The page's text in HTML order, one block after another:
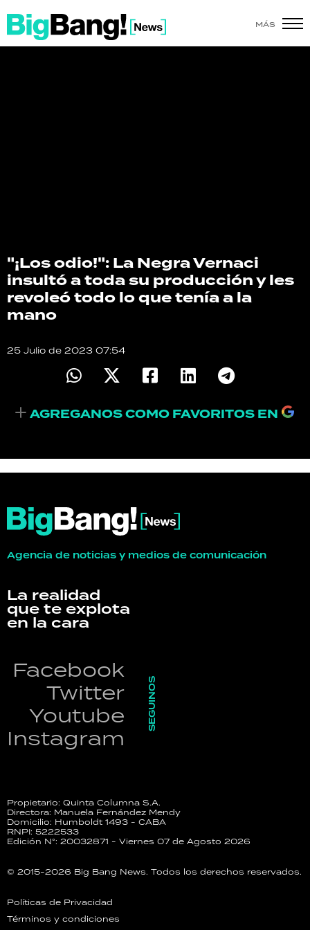
MÁS
"¡Los odio!": La Negra Vernaci
insultó a toda su producción y les
revoleó todo lo que tenía a la
mano
25 Julio de 2023 07:54
AGREGANOS COMO FAVORITOS EN
Agencia de noticias y medios de comunicación
La realidad
que te explota
en la cara
Facebook
Twitter
Youtube
Instagram
SEGUINOS
Propietario: Quinta Columna S.A.
Directora: Manuela Fernández Mendy
Domicilio: Humboldt 1493 - CABA
RNPI: 5222533
Edición N°: 20032871 - Viernes 07 de Agosto 2026
© 2015-2026 Big Bang News. Todos los derechos reservados.
Políticas de Privacidad
Términos y condiciones
SALUD
DEPORTES
PALABRAS